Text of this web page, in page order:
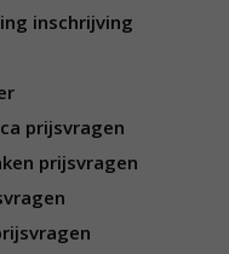
inschrijving
prijsvragen
prijsvragen